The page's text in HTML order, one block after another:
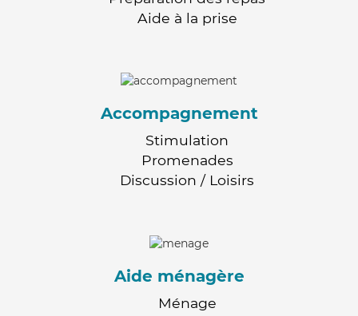
Aide à la prise
Accompagnement
Stimulation
Promenades
Discussion / Loisirs
Aide ménagère
Ménage